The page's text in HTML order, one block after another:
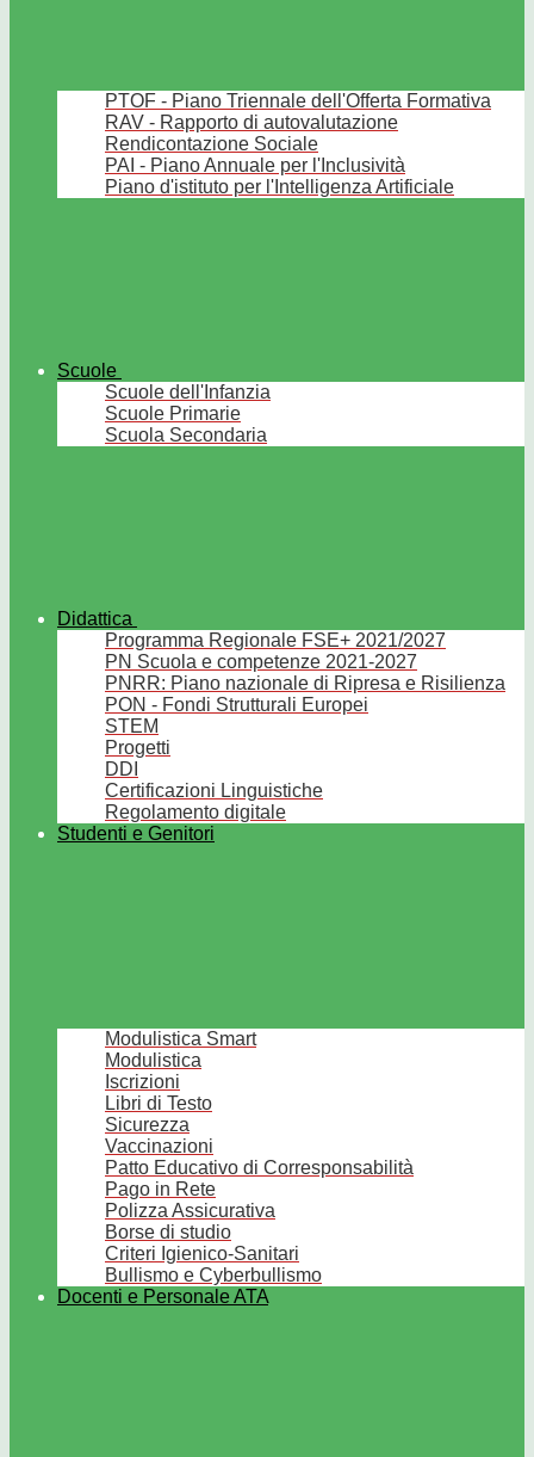
PTOF - Piano Triennale dell'Offerta Formativa
RAV - Rapporto di autovalutazione
Rendicontazione Sociale
PAI - Piano Annuale per l'Inclusività
Piano d'istituto per l'Intelligenza Artificiale
Scuole
Scuole dell'Infanzia
Scuole Primarie
Scuola Secondaria
Didattica
Programma Regionale FSE+ 2021/2027
PN Scuola e competenze 2021-2027
PNRR: Piano nazionale di Ripresa e Risilienza
PON - Fondi Strutturali Europei
STEM
Progetti
DDI
Certificazioni Linguistiche
Regolamento digitale
Studenti e Genitori
Modulistica Smart
Modulistica
Iscrizioni
Libri di Testo
Sicurezza
Vaccinazioni
Patto Educativo di Corresponsabilità
Pago in Rete
Polizza Assicurativa
Borse di studio
Criteri Igienico-Sanitari
Bullismo e Cyberbullismo
Docenti e Personale ATA